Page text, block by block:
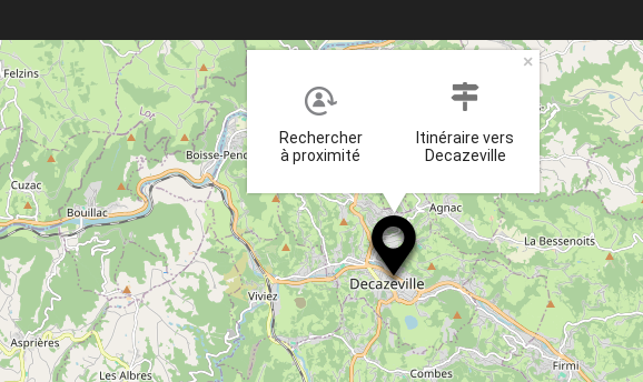
Rechercher
à proximité
Itinéraire vers
Decazeville
×